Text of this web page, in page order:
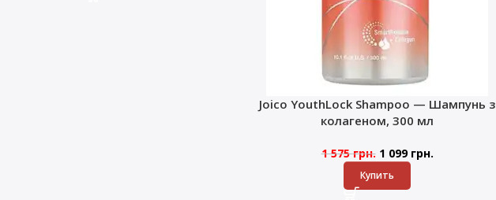
Joico YouthLock Shampoo — Шампунь з
колагеном, 300 мл
1 575грн. 1 099 грн.
Купить